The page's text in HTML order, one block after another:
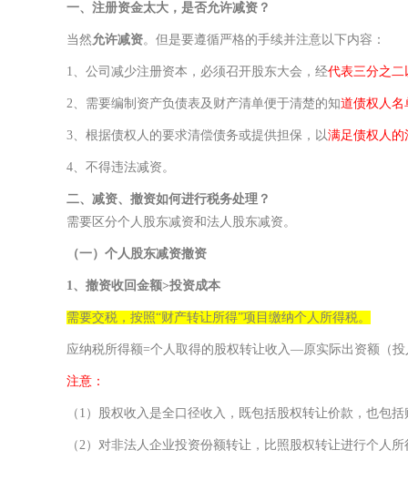
一、 注册资金太大，是否允许减资？
当然允许减资。但是要遵循严格的手续并注意以下内容：
1、 公司减少注册资本，必须召开股东大会，经代表三分之
2、 需要编制资产负债表及财产清单便于清楚的知道债权人名
3、 根据债权人的要求清偿债务或提供担保，以满足债权人的
4、 不得违法减资。
二、减资、撤资如何进行税务处理？
需要区分个人股东减资和法人股东减资。
（一）个人股东减资撤资
1、撤资收回金额>投资成本
需要交税，按照“财产转让所得”项目缴纳个人所得税。
应纳税所得额=个人取得的股权转让收入—原实际出资额（
注意：
（1）股权收入是全口径收入，既包括股权转让价款，也包
（2）对非法人企业投资份额转让，比照股权转让进行个人